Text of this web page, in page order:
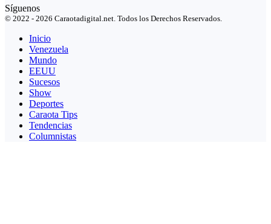
Síguenos
© 2022 - 2026 Caraotadigital.net. Todos los Derechos Reservados.
Inicio
Venezuela
Mundo
EEUU
Sucesos
Show
Deportes
Caraota Tips
Tendencias
Columnistas